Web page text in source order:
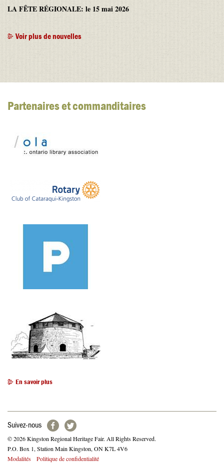
LA FÊTE RÉGIONALE: le 15 mai 2026
Voir plus de nouvelles
Partenaires et commanditaires
En savoir plus
Suivez-nous
© 2026 Kingston Regional Heritage Fair. All Rights Reserved.
P.O. Box 1, Station Main Kingston, ON K7L 4V6
Footer
Modalités
Politique de confidentialité